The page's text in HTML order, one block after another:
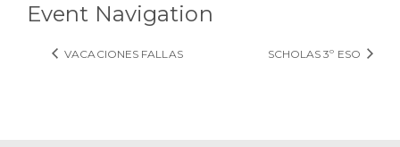
Event Navigation
VACACIONES FALLAS SCHOLAS 3º ESO